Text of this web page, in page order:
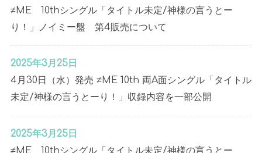
≠ME 10thシングル「タイトル未定/神様の言うとー
り！」ノイミー盤 第4販売について
2025年3月25日
4月30日（水）発売 ≠ME 10th 両A面シングル「タイトル
未定/神様の言うとーり！」収録内容を一部公開
2025年3月25日
≠ME 10thシングル「タイトル未定/神様の言うとー